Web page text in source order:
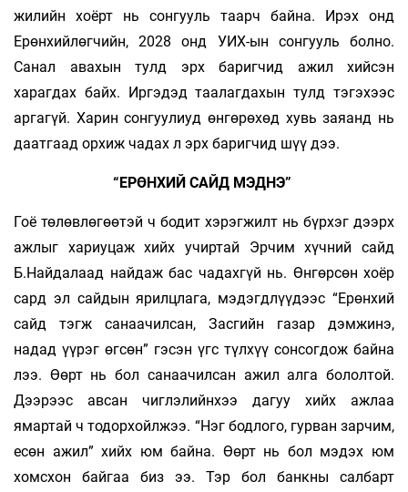
жилийн хоёрт нь сонгууль таарч байна. Ирэх онд
Ерөнхийлөгчийн, 2028 онд УИХ-ын сонгууль болно.
Санал авахын тулд эрх баригчид ажил хийсэн
харагдах байх. Иргэдэд таалагдахын тулд тэгэхээс
аргагүй. Харин сонгуулиуд өнгөрөхөд хувь заяанд нь
даатгаад орхиж чадах л эрх баригчид шүү дээ.
“ЕРӨНХИЙ САЙД МЭДНЭ”
Гоё төлөвлөгөөтэй ч бодит хэрэгжилт нь бүрхэг дээрх
ажлыг хариуцаж хийх учиртай Эрчим хүчний сайд
Б.Найдалаад найдаж бас чадахгүй нь. Өнгөрсөн хоёр
сард эл сайдын ярилцлага, мэдэгдлүүдээс “Ерөнхий
сайд тэгж санаачилсан, Засгийн газар дэмжинэ,
надад үүрэг өгсөн” гэсэн үгс түлхүү сонсогдож байна
лээ. Өөрт нь бол санаачилсан ажил алга бололтой.
Дээрээс авсан чиглэлийнхээ дагуу хийх ажлаа
ямартай ч тодорхойлжээ. “Нэг бодлого, гурван зарчим,
есөн ажил” хийх юм байна. Өөрт нь бол мэдэх юм
хомсхон байгаа биз ээ. Тэр бол банкны салбарт